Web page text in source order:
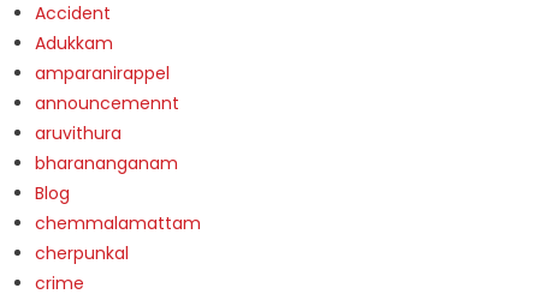
Accident
Adukkam
amparanirappel
announcemennt
aruvithura
bharananganam
Blog
chemmalamattam
cherpunkal
crime